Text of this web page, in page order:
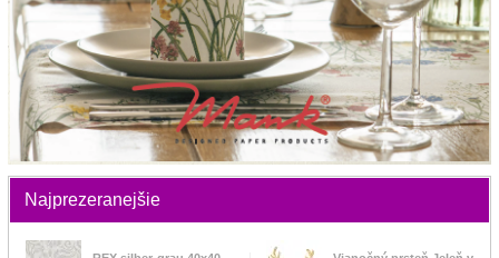
Najprezeranejšie